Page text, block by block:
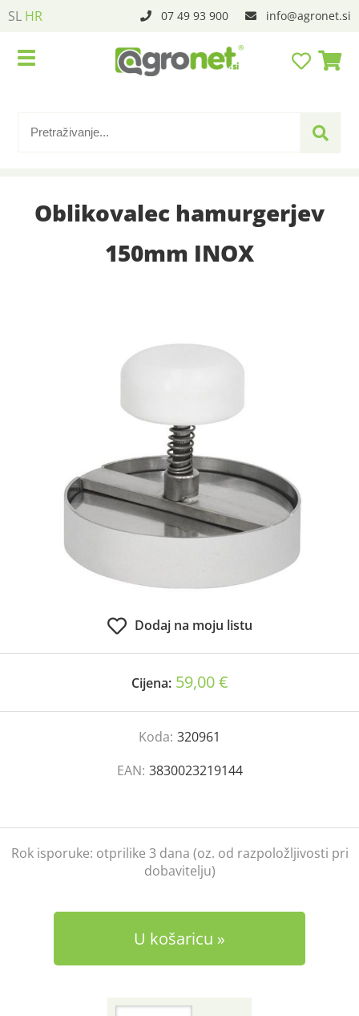
SL HR 07 49 93 900 info agronet.si
Oblikovalec hamurgerjev
150mm INOX
Dodaj na moju listu
Cijena: 59,00 €
Koda: 320961
EAN: 3830023219144
Rok isporuke: otprilike 3 dana (oz. od razpoložljivosti pri
dobavitelju)
U košaricu